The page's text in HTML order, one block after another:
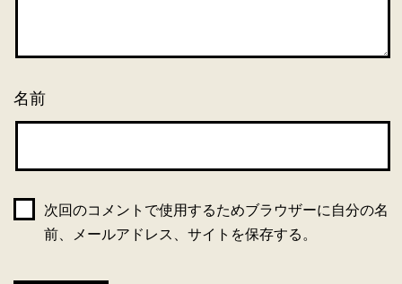
名前
次回のコメントで使用するためブラウザーに自分の名
前、メールアドレス、サイトを保存する。